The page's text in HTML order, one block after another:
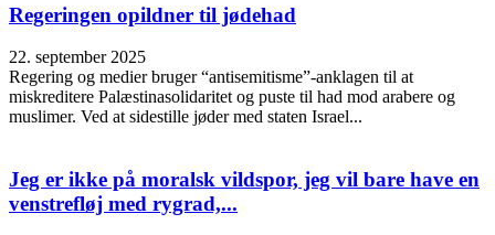
Regeringen opildner til jødehad
22. september 2025
Regering og medier bruger “antisemitisme”-anklagen til at
miskreditere Palæstinasolidaritet og puste til had mod arabere og
muslimer. Ved at sidestille jøder med staten Israel...
Jeg er ikke på moralsk vildspor, jeg vil bare have en
venstrefløj med rygrad,...